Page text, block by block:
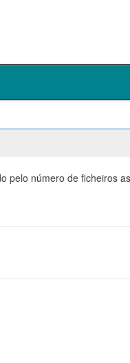
pelo número de ficheiros